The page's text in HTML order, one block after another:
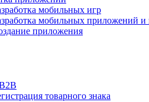
мобильных игр
мобильных приложений и
приложения
товарного знака